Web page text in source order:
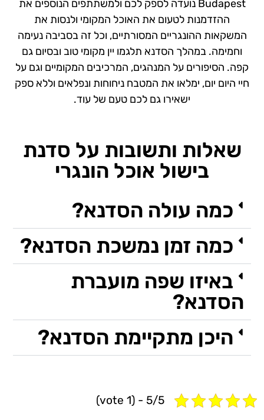
Budapest נועדה לספק לכם ולמשתתפים הנוספים את
ההזדמנות לטעום את האוכל המקומי ולנסות את
המשקאות ההונגריים המסורתיים, וכל זה בסביבה נעימה
וחמימה. במהלך הסדנא תלגמו יין מקומי טוב ובסיום גם
קפה. הסיפורים על המנהגים, המרכיבים המקומיים וגם על
חיי היום יום, ימלאו את המטבח ניחוחות ונפלאים וללא ספק
ישאירו גם לכם טעם של עוד.
שאלות ותשובות על סדנת
בישול אוכל הונגרי
כמה עולה הסדנא?
כמה זמן נמשכת הסדנא?
באיזו שפה מועברת
הסדנא?
היכן מתקיימת הסדנא?
5/5 - (1 vote)